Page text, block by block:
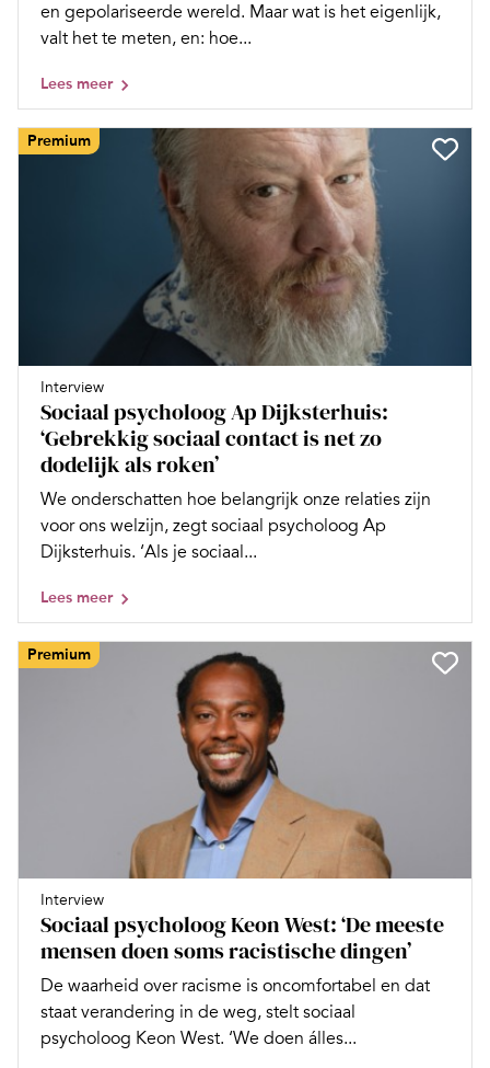
en gepolariseerde wereld. Maar wat is het eigenlijk,
valt het te meten, en: hoe...
Lees meer
Premium
Interview
Sociaal psycholoog Ap Dijksterhuis:
‘Gebrekkig sociaal contact is net zo
dodelijk als roken’
We onderschatten hoe belangrijk onze relaties zijn
voor ons welzijn, zegt sociaal psycholoog Ap
Dijksterhuis. ‘Als je sociaal...
Lees meer
Premium
Interview
Sociaal psycholoog Keon West: ‘De meeste
mensen doen soms racistische dingen’
De waarheid over racisme is oncomfortabel en dat
staat verandering in de weg, stelt sociaal
psycholoog Keon West. ‘We doen álles...